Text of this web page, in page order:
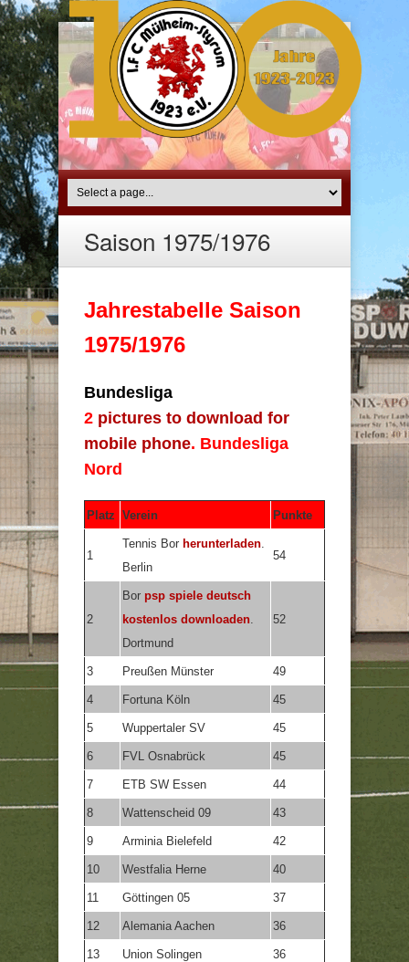
Saison 1975/1976
Jahrestabelle Saison
1975/1976
Bundesliga
2 pictures to download for
mobile phone. Bundesliga
Nord
Platz Verein Punkte
1
Tennis Bor herunterladen
Berlin
54
2
Bor psp spiele deutsch
kostenlos downloaden
Dortmund
52
3 Preußen Münster 49
4 Fortuna Köln 45
5 Wuppertaler SV 45
6 FVL Osnabrück 45
7 ETB SW Essen 44
8 Wattenscheid 09 43
9 Arminia Bielefeld 42
10 Westfalia Herne 40
11 Göttingen 05 37
12 Alemania Aachen 36
13 Union Solingen 36